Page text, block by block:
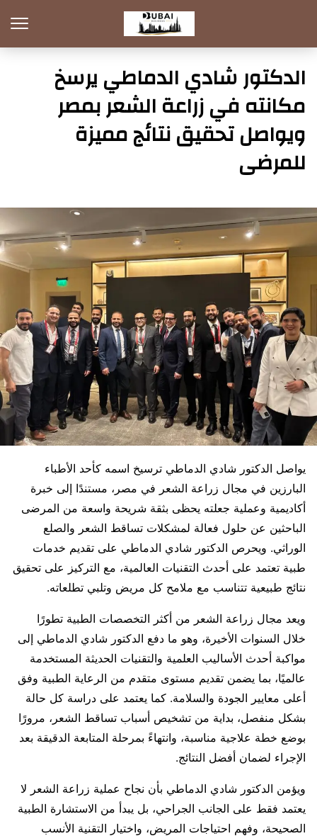
الدكتور شادي الدماطي يرسخ
مكانته في زراعة الشعر بمصر
ويواصل تحقيق نتائج مميزة
للمرضى
يواصل الدكتور شادي الدماطي ترسيخ اسمه كأحد الأطباء
البارزين في مجال زراعة الشعر في مصر، مستندًا إلى خبرة
أكاديمية وعملية جعلته يحظى بثقة شريحة واسعة من المرضى
الباحثين عن حلول فعالة لمشكلات تساقط الشعر والصلع
الوراثي. ويحرص الدكتور شادي الدماطي على تقديم خدمات
طبية تعتمد على أحدث التقنيات العالمية، مع التركيز على تحقيق
نتائج طبيعية تتناسب مع ملامح كل مريض وتلبي تطلعاته.
ويعد مجال زراعة الشعر من أكثر التخصصات الطبية تطورًا
خلال السنوات الأخيرة، وهو ما دفع الدكتور شادي الدماطي إلى
مواكبة أحدث الأساليب العلمية والتقنيات الحديثة المستخدمة
عالميًا، بما يضمن تقديم مستوى متقدم من الرعاية الطبية وفق
أعلى معايير الجودة والسلامة. كما يعتمد على دراسة كل حالة
بشكل منفصل، بداية من تشخيص أسباب تساقط الشعر، مرورًا
بوضع خطة علاجية مناسبة، وانتهاءً بمرحلة المتابعة الدقيقة بعد
الإجراء لضمان أفضل النتائج.
ويؤمن الدكتور شادي الدماطي بأن نجاح عملية زراعة الشعر لا
يعتمد فقط على الجانب الجراحي، بل يبدأ من الاستشارة الطبية
الصحيحة، وفهم احتياجات المريض، واختيار التقنية الأنسب